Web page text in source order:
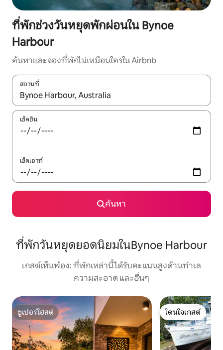
ที่พักช่วงวันหยุดพักผ่อนใน Bynoe
Harbour
ค้นหาและจองที่พักไม่เหมือนใครใน Airbnb
สถานที่
ใช้ลูกศรขึ้นลง หรือใช้การสัมผัสหรือปัด เพื่อสำรวจผลการค้นหา
เช็คอิน
เช็คเอาท์
ค้นหา
ที่พักวันหยุดยอดนิยมในBynoe Harbour
เกสต์เห็นพ้อง: ที่พักเหล่านี้ได้รับคะแนนสูงด้านทำเล
ความสะอาด และอื่นๆ
ซูเปอร์โฮสต์
ซูเปอร์โฮสต์
โดนใจเกสต์
โดนใจเกสต์